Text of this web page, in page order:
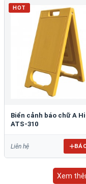
HOT
Biển cảnh báo chữ A
ATS-310
Liên hệ
Xem